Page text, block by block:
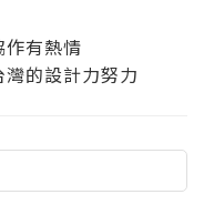
有熱情
的設計力努力